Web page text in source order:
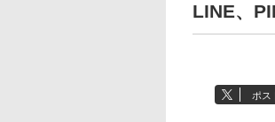
LINE、
ポス